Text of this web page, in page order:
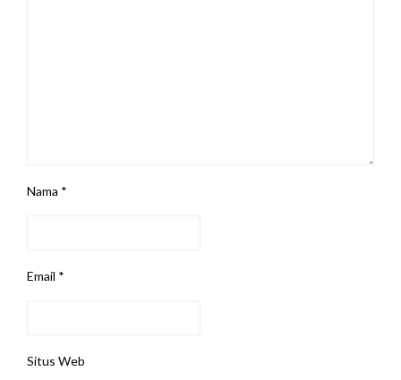
Nama *
Email *
Situs Web